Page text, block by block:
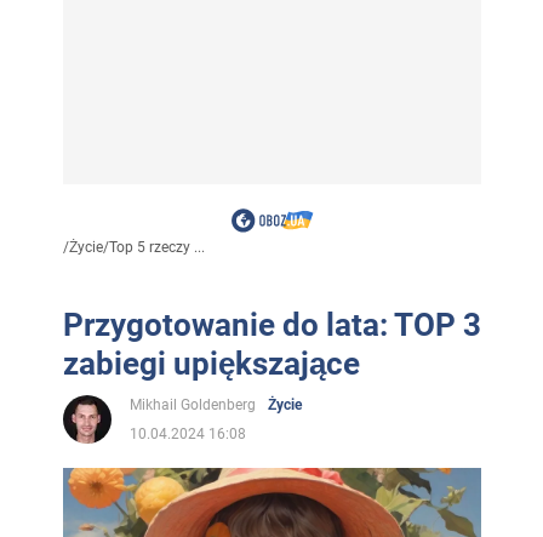
/Życie/Top 5 rzeczy ...
Przygotowanie do lata: TOP 3
zabiegi upiększające
Mikhail Goldenberg
Życie
10.04.2024 16:08